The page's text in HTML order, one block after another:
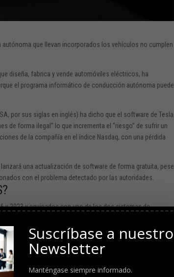
que llevan incorporados los vehículos no cumplen
diseña, fabrica y vende automóviles eléctricos, ha
el programa informático de conducción autónoma puede
por sus siglas en inglés) ha dicho que el software de Tesla
de forma ilegal” lo que incrementa el “riesgo” de sufrir un
de la compañía en el índice Nasdaq, con una pérdida
una actualización de software de forma gratuita, pese
con el problema detectado por las autoridades.
y 2023 y equipados con uno de los dos sistemas de
es retirar estos vehículos, pero la compañía ha manifestado
que la Casa Blanca, que promueve la fabricación y el uso
de carga (un mínimo de 7.500 puntos en total, para finales
de Musk el compromiso. El propósito del Gobierno
Suscríbase a nuestro
Newsletter
Manténgase siempre informado.